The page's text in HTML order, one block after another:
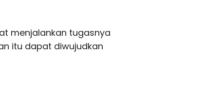
menjalankan tugasnya
itu dapat diwujudkan